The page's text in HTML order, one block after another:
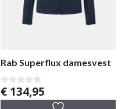
Rab Superflux damesvest
0
v
€ 134,95